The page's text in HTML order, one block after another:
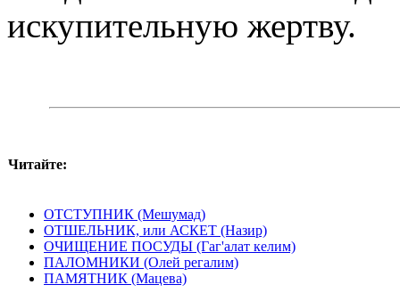
искупительную жертву.
Читайте:
ОТСТУПНИК (Мешумад)
ОТШЕЛЬНИК, или АСКЕТ (Назир)
ОЧИЩЕНИЕ ПОСУДЫ (Гаг'алат келим)
ПАЛОМНИКИ (Олей регалим)
ПАМЯТНИК (Мацева)